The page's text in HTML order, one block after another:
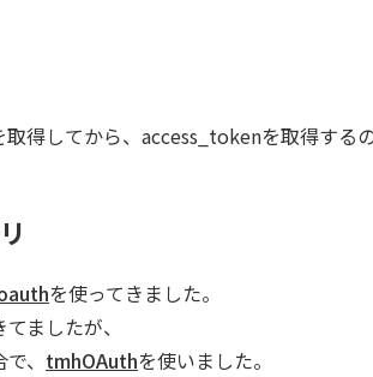
得してから、access_tokenを取得するの
を使ってきました。
ましたが、
、 tmhOAuthを使いました。